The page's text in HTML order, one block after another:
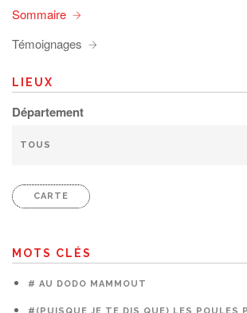
Sommaire
Témoignages
LIEUX
Département
CARTE
MOTS CLÉS
# AU DODO MAMMOUT